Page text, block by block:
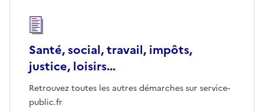
Santé, social, travail, impôts,
justice, loisirs...
Retrouvez toutes les autres démarches sur service-
public.fr